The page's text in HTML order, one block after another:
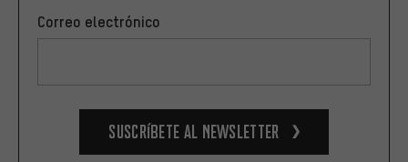
Correo electrónico
Suscríbete al newsletter